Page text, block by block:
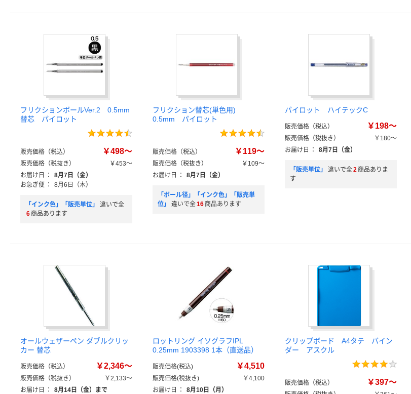
フリクションボールVer.2 0.5mm
替芯 パイロット
販売価格（税込） ￥498～
販売価格（税抜き）
￥453～
お届け日
：
8月7日（金）
お急ぎ便 ： 8月6日（木）
「インク色」「販売単位」
違いで全
6 商品あります
フリクション替芯(単色用)
0.5mm パイロット
販売価格（税込） ￥119～
販売価格（税抜き）
￥109～
お届け日
： 8月7日（金）
「ボール径」「インク色」「販売単
位」
違いで全16 商品あります
パイロット ハイテックC
販売価格（税込） ￥198～
販売価格（税抜き）
￥180～
お届け日
： 8月7日（金）
「販売単位」 違いで全2 商品ありま
す
オールウェザーペン ダブルクリッ
カー 替芯
販売価格（税込） ￥2,346～
販売価格（税抜き）
￥2,133～
お届け日
： 8月14日（金）まで
ロットリング イソグラフIPL
0.25mm 1903398 1本（直送品）
販売価格(税込) ￥4,510
販売価格(税抜き)
￥4,100
お届け日
： 8月10日（月）
クリップボード A4タテ バイン
ダー アスクル
販売価格（税込） ￥397～